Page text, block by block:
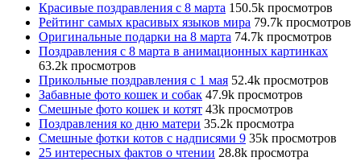
Красивые поздравления с 8 марта 150.5k просмотров
Рейтинг самых красивых языков мира 79.7k просмотров
Оригинальные подарки на 8 марта 74.7k просмотров
Поздравления с 8 марта в анимационных картинках
63.2k просмотров
Прикольные поздравления с 1 мая 52.4k просмотров
Забавные фото кошек и собак 47.9k просмотров
Смешные фото кошек и котят 43k просмотров
Поздравления ко дню матери 35.2k просмотра
Смешные фотки котов с надписями 9 35k просмотров
25 интересных фактов о чтении 28.8k просмотра